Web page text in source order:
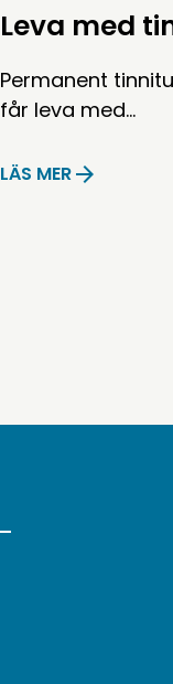
Leva med
Permanent
får leva med…
LÄS MER